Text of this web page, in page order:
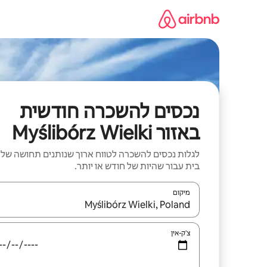
נכסים להשכרה חודשית
באזור Myślibórz Wielki
לגלות נכסים להשכרה לטווח ארוך שנותנים תחושה של
בית עבור שהיות של חודש או יותר.
מיקום
כאשר התוצאות יהיו זמינות, יש לנווט עם מקשי החיצים
צ'ק-אין